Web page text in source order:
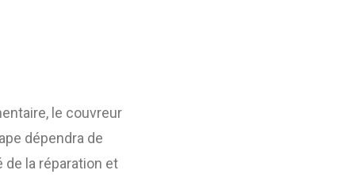
le couvreur
dépendra de
la réparation et